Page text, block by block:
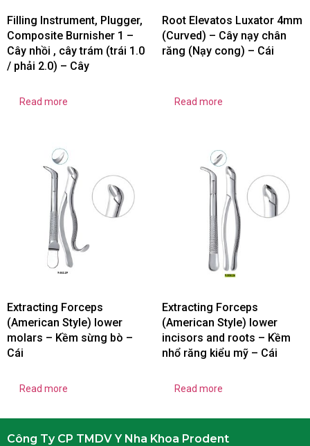
Filling Instrument, Plugger,
Composite Burnisher 1 –
Cây nhồi , cây trám (trái 1.0
/ phải 2.0) – Cây
Read more
Root Elevatos Luxator 4mm
(Curved) – Cây nạy chân
răng (Nạy cong) – Cái
Read more
Extracting Forceps
(American Style) lower
molars – Kềm sừng bò –
Cái
Read more
Extracting Forceps
(American Style) lower
incisors and roots – Kềm
nhổ răng kiểu mỹ – Cái
Read more
Công Ty CP TMDV Y Nha Khoa Prodent